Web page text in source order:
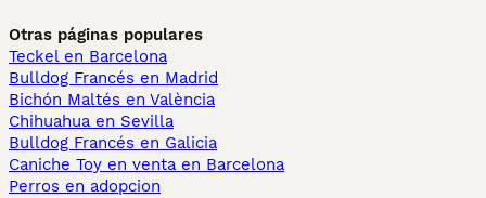
Otras páginas populares
Teckel en Barcelona
Bulldog Francés en Madrid
Bichón Maltés en València
Chihuahua en Sevilla
Bulldog Francés en Galicia
Caniche Toy en venta en Barcelona
Perros en adopcion